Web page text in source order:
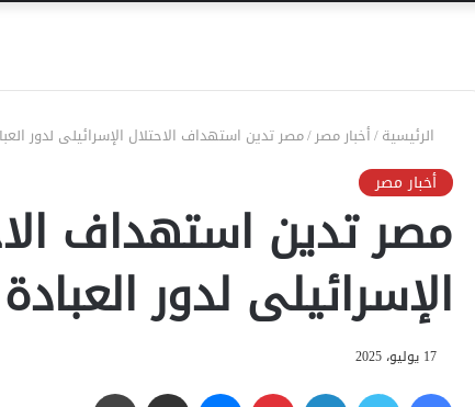
الرئيسية/أخبار مصر/مصر تدين استهداف الاحتلال الإسرائيلى لدور
أخبار مصر
مصر تدين استهداف
الإسرائيلى لدور
17 يوليو، 2025
فيسبوك تويتر لينكدإن بينتيريست ماسنجر مشاركة عبر البريد